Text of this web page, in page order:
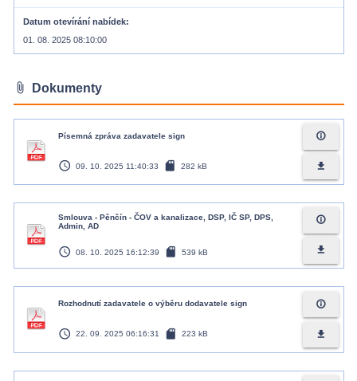
Datum otevírání nabídek
01. 08. 2025 08:10:00
attach_file Dokumenty
Písemná zpráva zadavatele sign
access_time 09. 10. 2025 11:40:33 sd_card 282 kB
info_outline
file_download
Smlouva - Pěnčín - ČOV a kanalizace, DSP, IČ SP, DPS,
Admin, AD
access_time 08. 10. 2025 16:12:39 sd_card 539 kB
info_outline
file_download
Rozhodnutí zadavatele o výběru dodavatele sign
access_time 22. 09. 2025 06:16:31 sd_card 223 kB
info_outline
file_download